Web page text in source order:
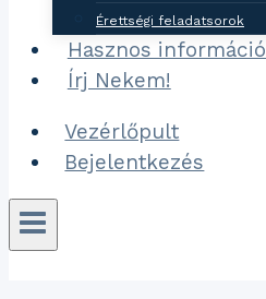
Érettségi feladatsorok
Hasznos
Írj Nekem!
Vezérlőpult
Bejelentkezés